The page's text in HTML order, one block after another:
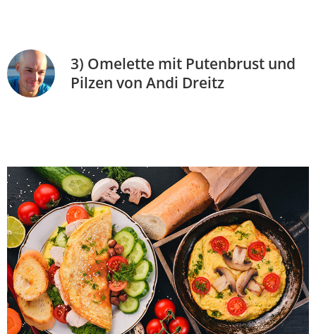
3) Omelette mit Putenbrust und
Pilzen von Andi Dreitz